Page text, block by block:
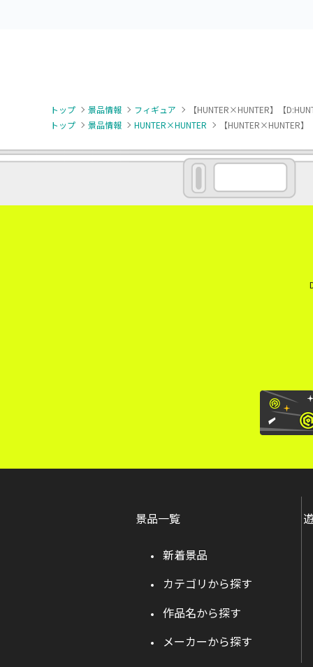
トップ 景品情報 フィギュア
【HUNTER×HUNTER】【
トップ
景品情報 HUNTER×HUNTER 【HUNTER×HUNTER
景品一覧
新着景品
カテゴリから探す
作品名から探す
メーカーから探す